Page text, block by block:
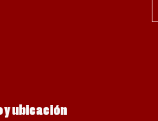
ubicación